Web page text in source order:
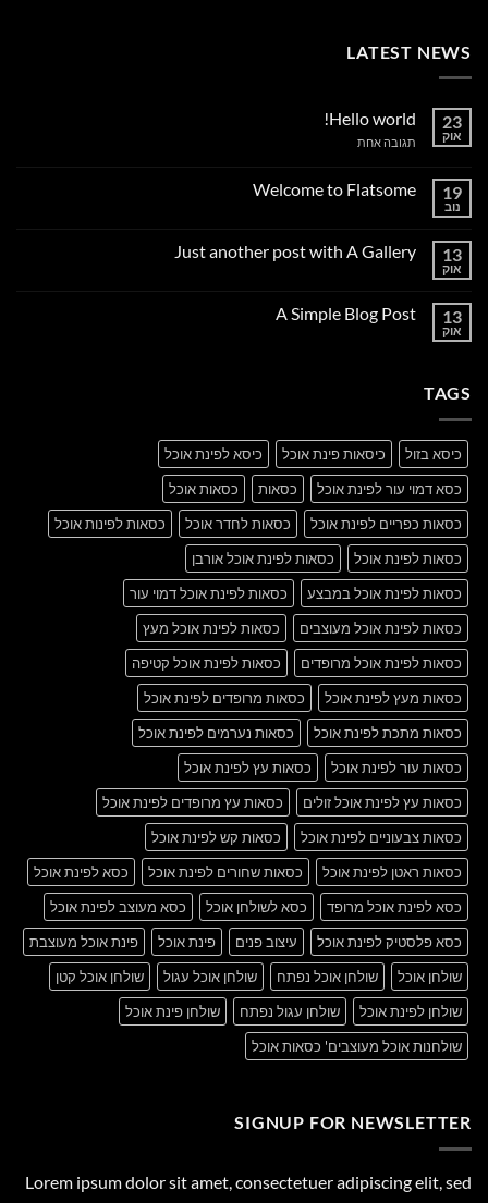
LATEST NEWS
23
אוק
Hello world!
תגובה אחתעל
19
נוב
Welcome to Flatsome
Welcome
13
אוק
Just another post with A Gallery
Just
13
אוק
A Simple Blog Post
TAGS
כיסא בזול כיסאות פינת אוכל
כיסא לפינת אוכל
כסא דמוי עור לפינת אוכל
כסאות
כסאות אוכל
כסאות כפריים לפינת אוכל
כסאות לחדר אוכל
כסאות לפינות אוכל
כסאות לפינת אוכל
כסאות לפינת אוכל אורבן
כסאות לפינת אוכל במבצע
כסאות לפינת אוכל דמוי עור
כסאות לפינת אוכל מעוצבים
כסאות לפינת אוכל מעץ
כסאות לפינת אוכל מרופדים
כסאות לפינת אוכל קטיפה
כסאות מעץ לפינת אוכל
כסאות מרופדים לפינת אוכל
כסאות מתכת לפינת אוכל
כסאות נערמים לפינת אוכל
כסאות עור לפינת אוכל
כסאות עץ לפינת אוכל
כסאות עץ לפינת אוכל זולים
כסאות עץ מרופדים לפינת אוכל
כסאות צבעוניים לפינת אוכל
כסאות קש לפינת אוכל
כסאות ראטן לפינת אוכל
כסאות שחורים לפינת אוכל
כסא לפינת אוכל
כסא לפינת אוכל מרופד
כסא לשולחן אוכל
כסא מעוצב לפינת אוכל
כסא פלסטיק לפינת אוכל
עיצוב פנים פינת אוכל
פינת אוכל מעוצבת
שולחן אוכל
שולחן אוכל נפתח שולחן אוכל עגול
שולחן אוכל קטן
שולחן לפינת אוכל
שולחן עגול נפתח
שולחן פינת אוכל
שולחנות אוכל מעוצבים' כסאות אוכל
SIGNUP FOR NEWSLETTER
Lorem ipsum dolor sit amet, consectetuer adipiscing elit, sed